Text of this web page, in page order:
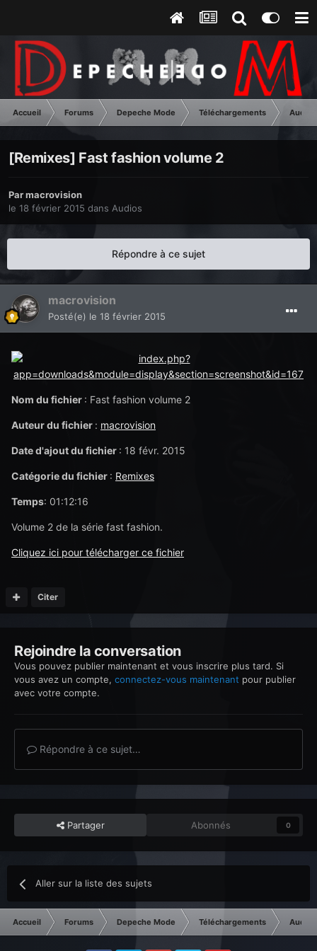
Accueil Forums Depeche Mode Téléchargements Audios
[Remixes] Fast fashion volume 2
Parmacrovision
le 18 février 2015 dans Audios
Répondre à ce sujet
macrovision
Posté(e) le 18 février 2015
Nom du fichier : Fast fashion volume 2
Auteur du fichier : macrovision
Date d'ajout du fichier : 18 févr. 2015
Catégorie du fichier : Remixes
Temps: 01:12:16
Volume 2 de la série fast fashion.
Cliquez ici pour télécharger ce fichier
Citer
Rejoindre la conversation
Vous pouvez publier maintenant et vous inscrire plus tard. Si
vous avez un compte, connectez-vous maintenant pour publier
avec votre compte.
Répondre à ce sujet…
Partager Abonnés 0
Aller sur la liste des sujets
Accueil Forums Depeche Mode Téléchargements Audios